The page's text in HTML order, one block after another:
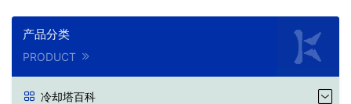
产品分类
PRODUCT
冷却塔百科